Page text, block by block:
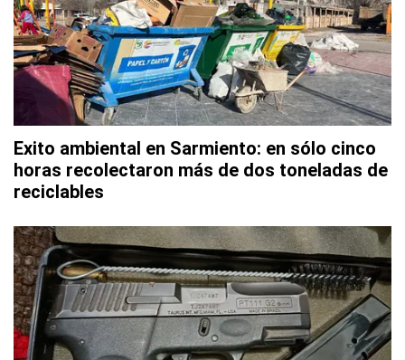
Exito ambiental en Sarmiento: en sólo cinco
horas recolectaron más de dos toneladas de
reciclables